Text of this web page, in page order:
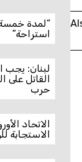
استراحة”
لبنان: يجب
القاتل على
حرب
الاتحاد
الاستجابة